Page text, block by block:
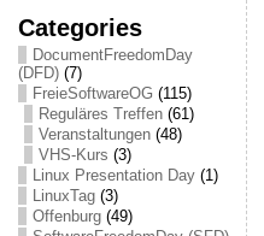
Categories
DocumentFreedomDay
(DFD)(7)
FreieSoftwareOG (115)
Reguläres Treffen(61)
Veranstaltungen(48)
VHS-Kurs (3)
Linux Presentation Day(1)
LinuxTag(3)
Offenburg(49)